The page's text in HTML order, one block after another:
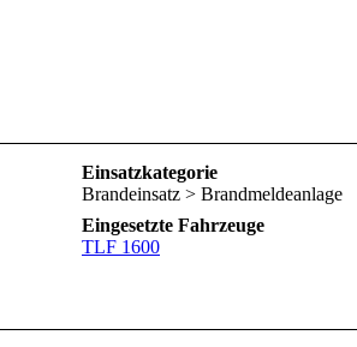
Einsatzkategorie
Brandeinsatz > Brandmeldeanlage
Eingesetzte Fahrzeuge
TLF 1600